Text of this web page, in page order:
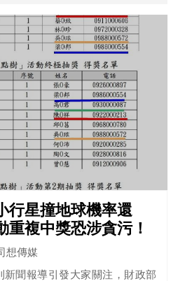
行星撞地球機率還
重複中獎恐涉貪污！
想傳媒
聞報導引發大家關注，財政部